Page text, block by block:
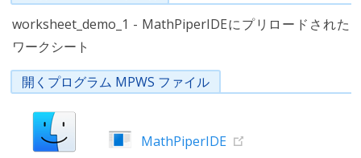
worksheet_demo_1 - MathPiperIDEにプリロードされた
ワークシート
開くプログラム MPWS ファイル
MathPiperIDE